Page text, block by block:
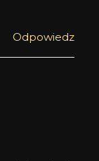
Odpowiedz